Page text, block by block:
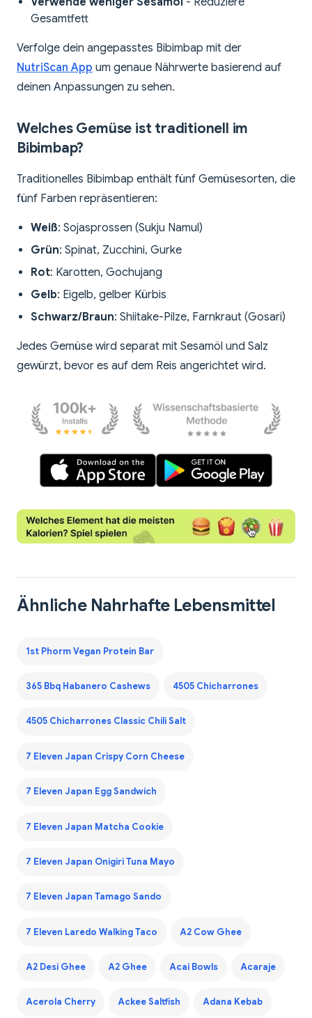
Gesamtfett
Verfolge dein angepasstes Bibimbap mit der
NutriScan App um genaue Nährwerte basierend auf
deinen Anpassungen zu sehen.
Welches Gemüse ist traditionell im
Bibimbap?
Traditionelles Bibimbap enthält fünf Gemüsesorten, die
fünf Farben repräsentieren:
Weiß: Sojasprossen (Sukju Namul)
Grün: Spinat, Zucchini, Gurke
Rot: Karotten, Gochujang
Gelb: Eigelb, gelber Kürbis
Schwarz/Braun: Shiitake-Pilze, Farnkraut (Gosari)
Jedes Gemüse wird separat mit Sesamöl und Salz
gewürzt, bevor es auf dem Reis angerichtet wird.
Ähnliche Nahrhafte Lebensmittel
1st Phorm Vegan Protein Bar
365 Bbq Habanero Cashews 4505 Chicharrones
4505 Chicharrones Classic Chili Salt
7 Eleven Japan Crispy Corn Cheese
7 Eleven Japan Egg Sandwich
7 Eleven Japan Matcha Cookie
7 Eleven Japan Onigiri Tuna Mayo
7 Eleven Japan Tamago Sando
7 Eleven Laredo Walking Taco A2 Cow Ghee
A2 Desi Ghee A2 Ghee Acai Bowls Acaraje
Acerola Cherry Ackee Saltfish Adana Kebab